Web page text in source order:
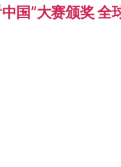
国”大赛颁奖 全